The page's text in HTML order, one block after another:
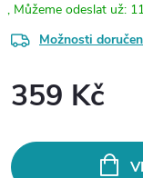
Možnosti
359 Kč